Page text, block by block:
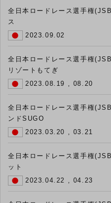
全日本ロードレース選手権
ス
2023.09.02
全日本ロードレース選手権
リゾートもてぎ
2023.08.19 , 08.20
全日本ロードレース選手権
ンドSUGO
2023.03.20 , 03.21
全日本ロードレース選手権
ット
2023.04.22 , 04.23